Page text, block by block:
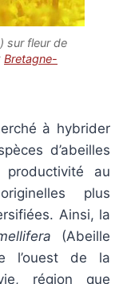
) sur fleur de
Bretagne-
à hybrider
d’abeilles
productivité au
plus
Ainsi, la
(Abeille
l’ouest de la
région que